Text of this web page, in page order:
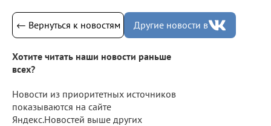
← Вернуться к новостям Другие новости в
Хотите читать наши новости раньше
всех?
Новости из приоритетных источников
показываются на сайте
Яндекс.Новостей выше других